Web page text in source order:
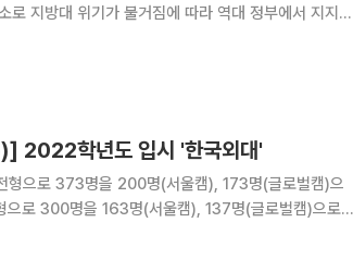
로 지방대 위기가 불거짐에 따라 역대 정부에서 지지부
인수위원회(인수위) 지역균
2022학년도 입시 '한국외대'
형으로 373명을 200명(서울캠), 173명(글로벌캠)으
으로 300명을 163명(서울캠), 137명(글로벌캠)으로
글로벌캠에서만